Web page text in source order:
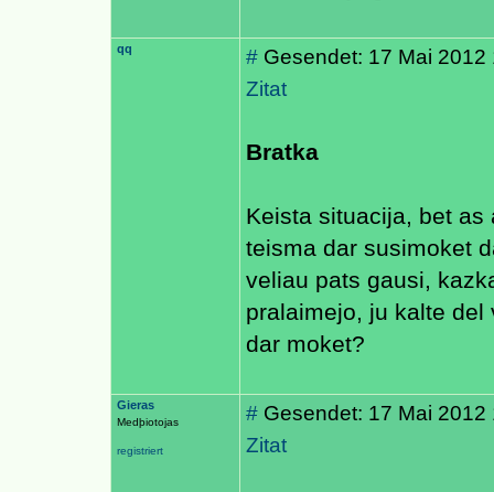
qq # Gesendet: 17 Mai 2012
Zitat
Bratka
Keista situacija, bet
teisma dar susimoket
veliau pats gausi,
pralaimejo, ju kalte
dar moket?
Gieras
Medþiotojas
registriert
# Gesendet: 17 Mai 2012
Zitat